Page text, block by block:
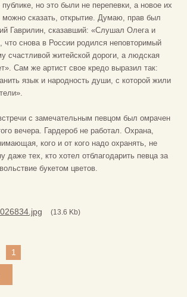
но это были не перепевки, а новое их
можно сказать, открытие. Думаю, прав был
Гаврилин, сказавший: «Слушал Олега и
что снова в России родился неповторимый
счастливой житейской дороги, а людская
Сам же артист свое кредо выразил так:
язык и народность души, с которой жили
с замечательным певцом был омрачен
вечера. Гардероб не работал. Охрана,
кого и от кого надо охранять, не
даже тех, кто хотел отблагодарить певца за
букетом цветов.
(13.6 Kb)
1